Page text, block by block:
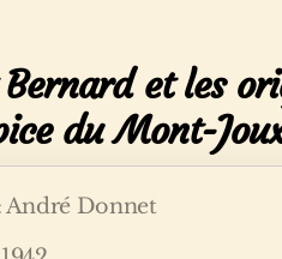
et les
du Mont-
André Donnet